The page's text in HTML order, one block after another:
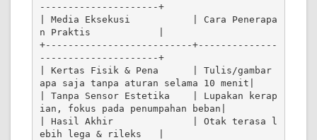
---------------------+
| Media Eksekusi           | Cara Penerapa
n Praktis            |
+--------------------------+--------------
---------------------+
| Kertas Fisik & Pena      | Tulis/gambar
apa saja tanpa aturan selama 10 menit|
| Tanpa Sensor Estetika    | Lupakan kerap
ian, fokus pada penumpahan beban|
| Hasil Akhir              | Otak terasa l
ebih lega & rileks   |